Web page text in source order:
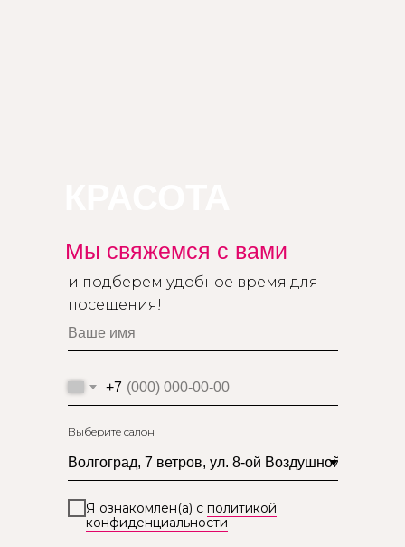
Мы свяжемся с вами
и подберем удобное время для
посещения!
+7
Выберите салон
Я ознакомлен(а) с политикой
конфиденциальности